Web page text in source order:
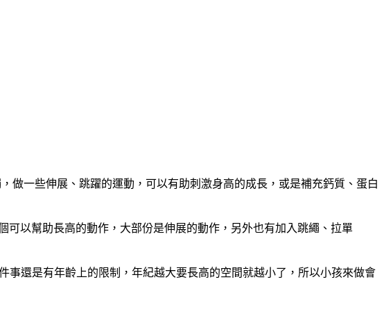
做一些伸展、跳躍的運動，可以有助刺激身高的成長，或是補充鈣質、蛋白
可以幫助長高的動作，大部份是伸展的動作，另外也有加入跳繩、拉單
事還是有年齡上的限制，年紀越大要長高的空間就越小了，所以小孩來做會